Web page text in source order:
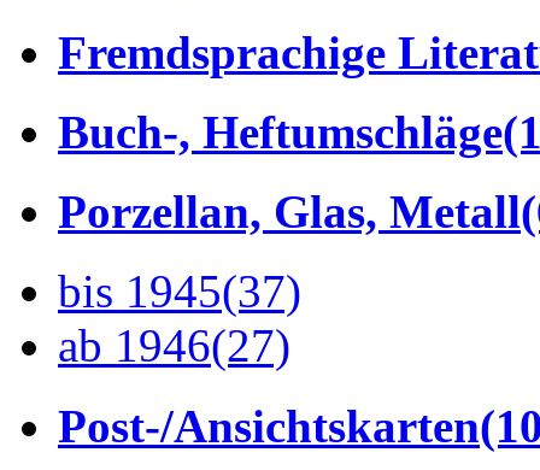
Fremdsprachige
Buch-, Heftumschläge
Porzellan, Glas, Metall
bis 1945(37)
ab 1946(27)
Post-/Ansichtskarten